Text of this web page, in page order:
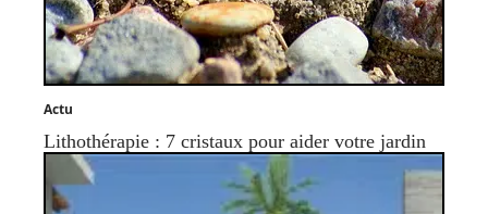
Actu
Lithothérapie : 7 cristaux pour aider votre jardin